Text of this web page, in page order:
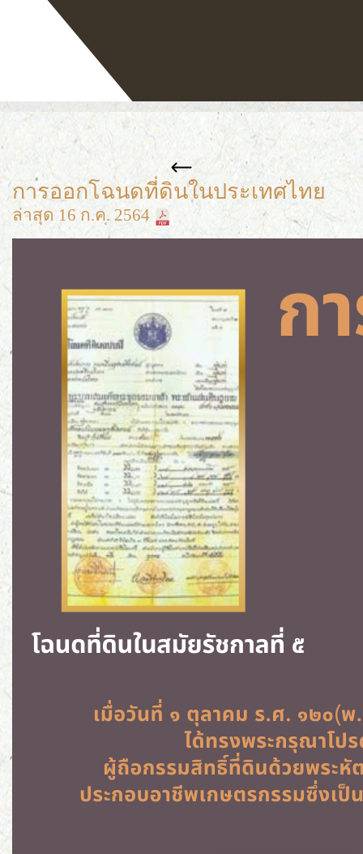
เก็บตกมาเล่า
การออกโฉนดที่ดินในประเทศไทย
การออกโฉนดที่ดินในประเทศไทย
ล่าสุด 16 ก.ค. 2564